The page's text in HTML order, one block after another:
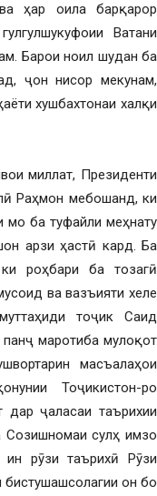
ҳар оила барқарор
Ватани
Барои ноил шудан ба
ҷон нисор мекунам,
хушбахтонаи халқи
миллат, Президенти
Раҳмон мебошанд, ки
мо ба туфайли меҳнату
арзи ҳастӣ кард. Ба
роҳбари ба тозагӣ
ва вазъияти хеле
тоҷик Саид
маротиба мулоқот
масъалаҳои
Тоҷикистон-ро
дар ҷаласаи таърихии
сулҳ имзо
рӯзи таърихӣ Рӯзи
он бо